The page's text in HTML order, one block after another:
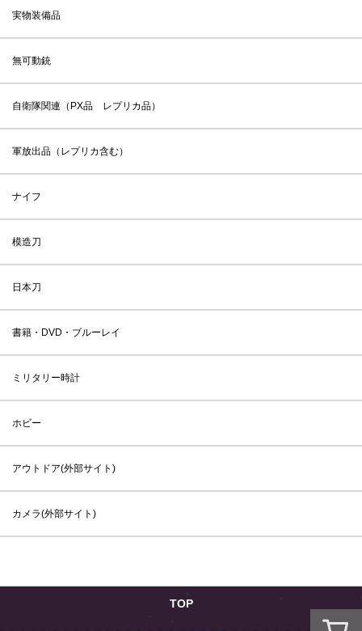
実物装備品
無可動銃
自衛隊関連（PX品 レプリカ品）
軍放出品（レプリカ含む）
ナイフ
模造刀
日本刀
書籍・DVD・ブルーレイ
ミリタリー時計
ホビー
アウトドア(外部サイト)
カメラ(外部サイト)
TOP